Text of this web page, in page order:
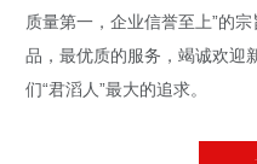
质量第一，企业信誉至上”的
品，最优质的服务，竭诚欢迎
们“君滔人”最大的追求。